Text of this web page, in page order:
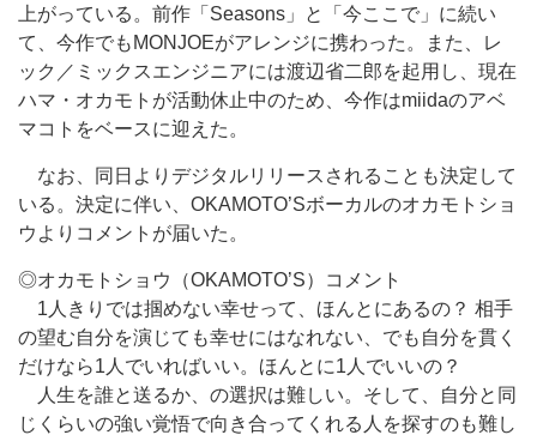
上がっている。前作「Seasons」と「今ここで」に続い
て、今作でもMONJOEがアレンジに携わった。また、レ
ック／ミックスエンジニアには渡辺省二郎を起用し、現在
ハマ・オカモトが活動休止中のため、今作はmiidaのアベ
マコトをベースに迎えた。
なお、同日よりデジタルリリースされることも決定して
いる。決定に伴い、OKAMOTO’Sボーカルのオカモトショ
ウよりコメントが届いた。
◎オカモトショウ（OKAMOTO’S）コメント
1人きりでは掴めない幸せって、ほんとにあるの？ 相手
の望む自分を演じても幸せにはなれない、でも自分を貫く
だけなら1人でいればいい。ほんとに1人でいいの？
人生を誰と送るか、の選択は難しい。そして、自分と同
じくらいの強い覚悟で向き合ってくれる人を探すのも難し